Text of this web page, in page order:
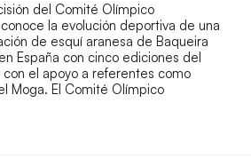
del Comité Olímpico
la evolución deportiva de una
de esquí aranesa de Baqueira
España con cinco ediciones del
con el apoyo a referentes como
Moga. El Comité Olímpico